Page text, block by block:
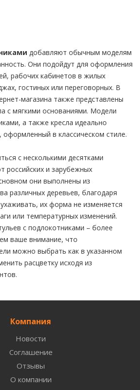
добавляют обычным моделям
Они подойдут для оформления
рабочих кабинетов в жилых
гостиных или переговорных. В
магазина также представлены
с мягкими основаниями. Модели
а также кресла идеально
оформленный в классическом стиле.
с несколькими десятками
российских и зарубежных
они выполнены из
различных деревьев, благодаря
их форма не изменяется
или температурных изменений.
с подлокотниками – более
ваше внимание, что
можно выбрать как в указанном
расцветку исходя из
Компания
Новости
Соглашение
Отзывы
О компании